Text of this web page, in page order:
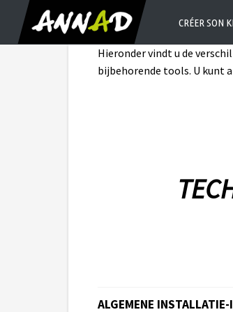
CRÉER SON
Hieronder vindt u de
bijbehorende tools. U kunt
ALGEMENE